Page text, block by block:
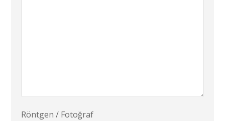
Röntgen / Fotoğraf